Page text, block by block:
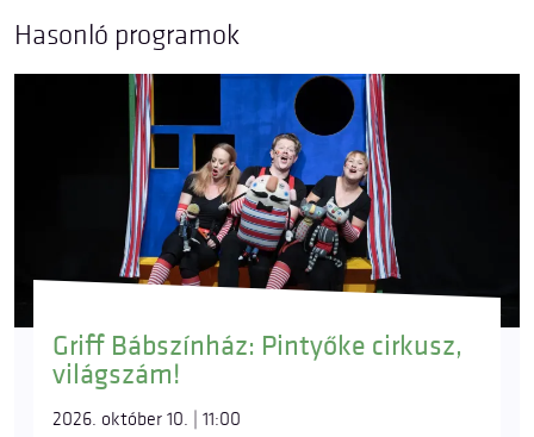
Hasonló programok
Griff Bábszínház: Pintyőke cirkusz,
világszám!
2026. október 10. | 11:00